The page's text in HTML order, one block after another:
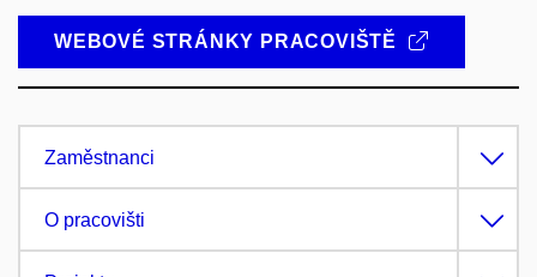
WEBOVÉ STRÁNKY PRACOVIŠTĚ
Zaměstnanci
O pracovišti